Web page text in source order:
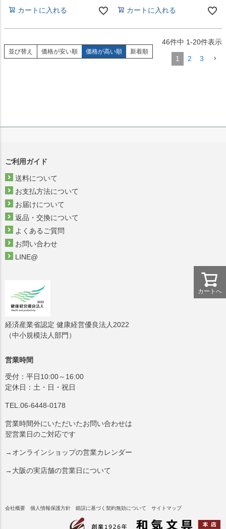
カートに入れる カートに入れる
並び替え 価格が安い順 価格が高い順 新着順
46件中 1-20件表示
1 2 3
カートへ
ご利用ガイド
送料について
お支払方法について
お届けについて
返品・交換について
よくあるご質問
お問い合わせ
LINE@
経済産業省認定 健康経営優良法人2022
（中小規模法人部門）
営業時間
受付：平日10:00～16:00
定休日：土・日・祝日
TEL.06-6448-0178
営業時間外にいただいたお問い合わせは
翌営業日のご対応です
→オンラインショップの営業カレンダー
→大阪の実店舗の営業日について
会社概要 個人情報保護方針 錯誤に基づく契約無効について サイトマップ